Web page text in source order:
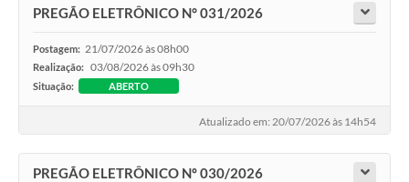
PREGÃO ELETRÔNICO N° 031/2026
Postagem: 21/07/2026 às 08h00
Realização: 03/08/2026 às 09h30
Situação: ABERTO
Atualizado em: 20/07/2026 às 14h54
PREGÃO ELETRÔNICO Nº 030/2026